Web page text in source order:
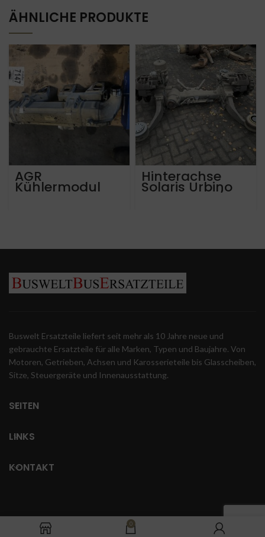
ÄHNLICHE PRODUKTE
AGR
Kühlermodul
Mercedes Benz
Hinterachse
Solaris Urbino
2009. Av132/80
Buswelt Ersatzteile liefert seit mehr als 10 Jahre neue und
gebrauchte Ersatzteile für alle Marken, Typen und Baujahre. Von
Motoren, Getrieben, Achsen und Karosserieteile bis Glasscheiben,
Sitze, Steuergeräte und Innenausstattung.
SEITEN
LINKS
KONTAKT
0